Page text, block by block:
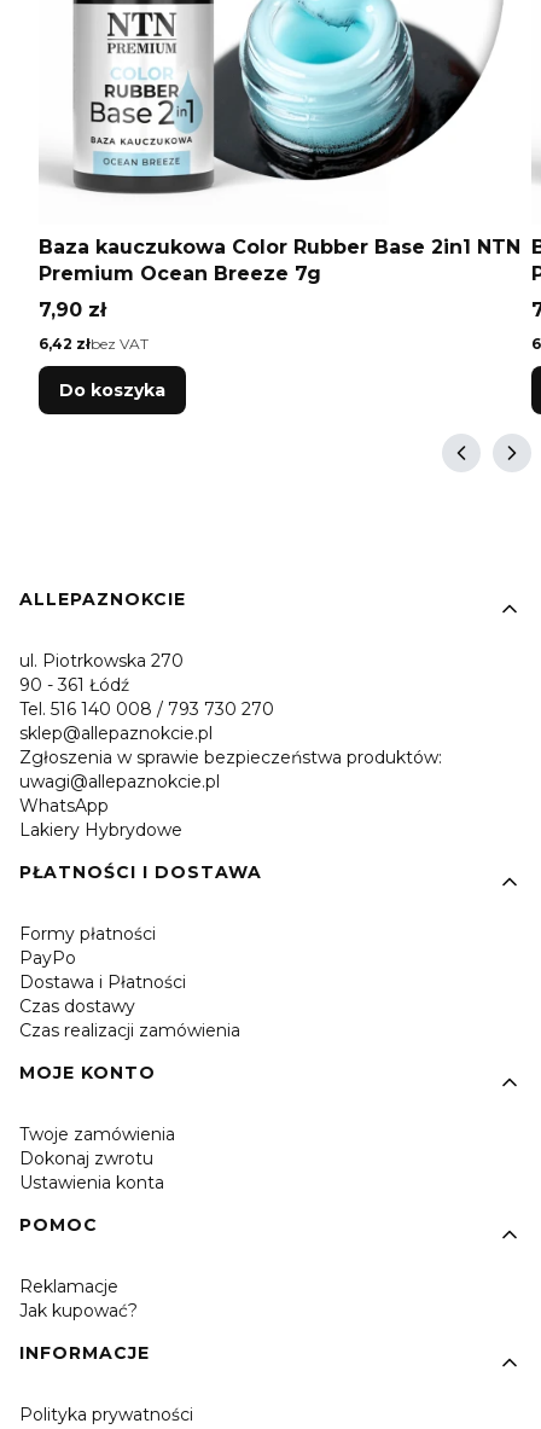
Baza kauczukowa Color Rubber Base 2in1 NTN
Premium Ocean Breeze 7g
Cena
7,90 zł
Cena
6,42 złbez VAT
Do koszyka
Linki w stopce
ALLEPAZNOKCIE
ul. Piotrkowska 270
90 - 361 Łódź
Tel. 516 140 008 / 793 730 270
sklep@allepaznokcie.pl
Zgłoszenia w sprawie bezpieczeństwa produktów:
uwagi@allepaznokcie.pl
WhatsApp
Lakiery Hybrydowe
PŁATNOŚCI I DOSTAWA
Formy płatności
PayPo
Dostawa i Płatności
Czas dostawy
Czas realizacji zamówienia
MOJE KONTO
Twoje zamówienia
Dokonaj zwrotu
Ustawienia konta
POMOC
Reklamacje
Jak kupować?
INFORMACJE
Polityka prywatności